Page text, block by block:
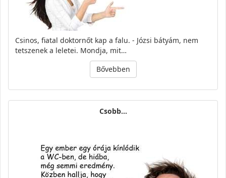
Csinos, fiatal doktornőt kap a falu. - Józsi bátyám, nem
tetszenek a leletei. Mondja, mit…
Bővebben
Csobb...